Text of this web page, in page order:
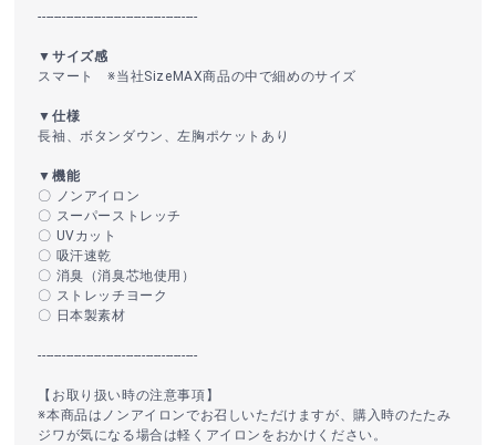
----------------------------------------
▼サイズ感
スマート ※当社SizeMAX商品の中で細めのサイズ
▼仕様
長袖、ボタンダウン、左胸ポケットあり
▼機能
〇 ノンアイロン
〇 スーパーストレッチ
〇 UVカット
〇 吸汗速乾
〇 消臭（消臭芯地使用）
〇 ストレッチヨーク
〇 日本製素材
----------------------------------------
【お取り扱い時の注意事項】
※本商品はノンアイロンでお召しいただけますが、購入時のたたみ
ジワが気になる場合は軽くアイロンをおかけください。